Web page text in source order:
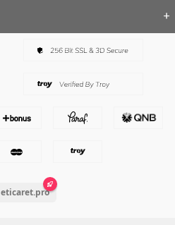
eticaret.pro